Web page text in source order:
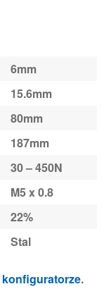
6mm
15.6mm
80mm
187mm
30 – 450N
M5 x 0.8
22%
Stal
konfiguratorze.